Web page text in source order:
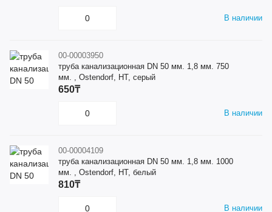
В наличии
00-00003950
труба канализационная DN 50 мм. 1,8 мм. 750
мм. , Ostendorf, HT, серый
В наличии
650₸
00-00004109
труба канализационная DN 50 мм. 1,8 мм. 1000
мм. , Ostendorf, HT, белый
В наличии
810₸